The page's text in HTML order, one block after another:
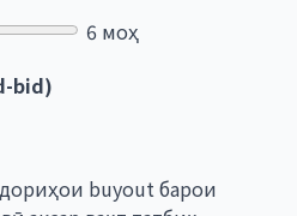
6 моҳ
bid)
buyout барои